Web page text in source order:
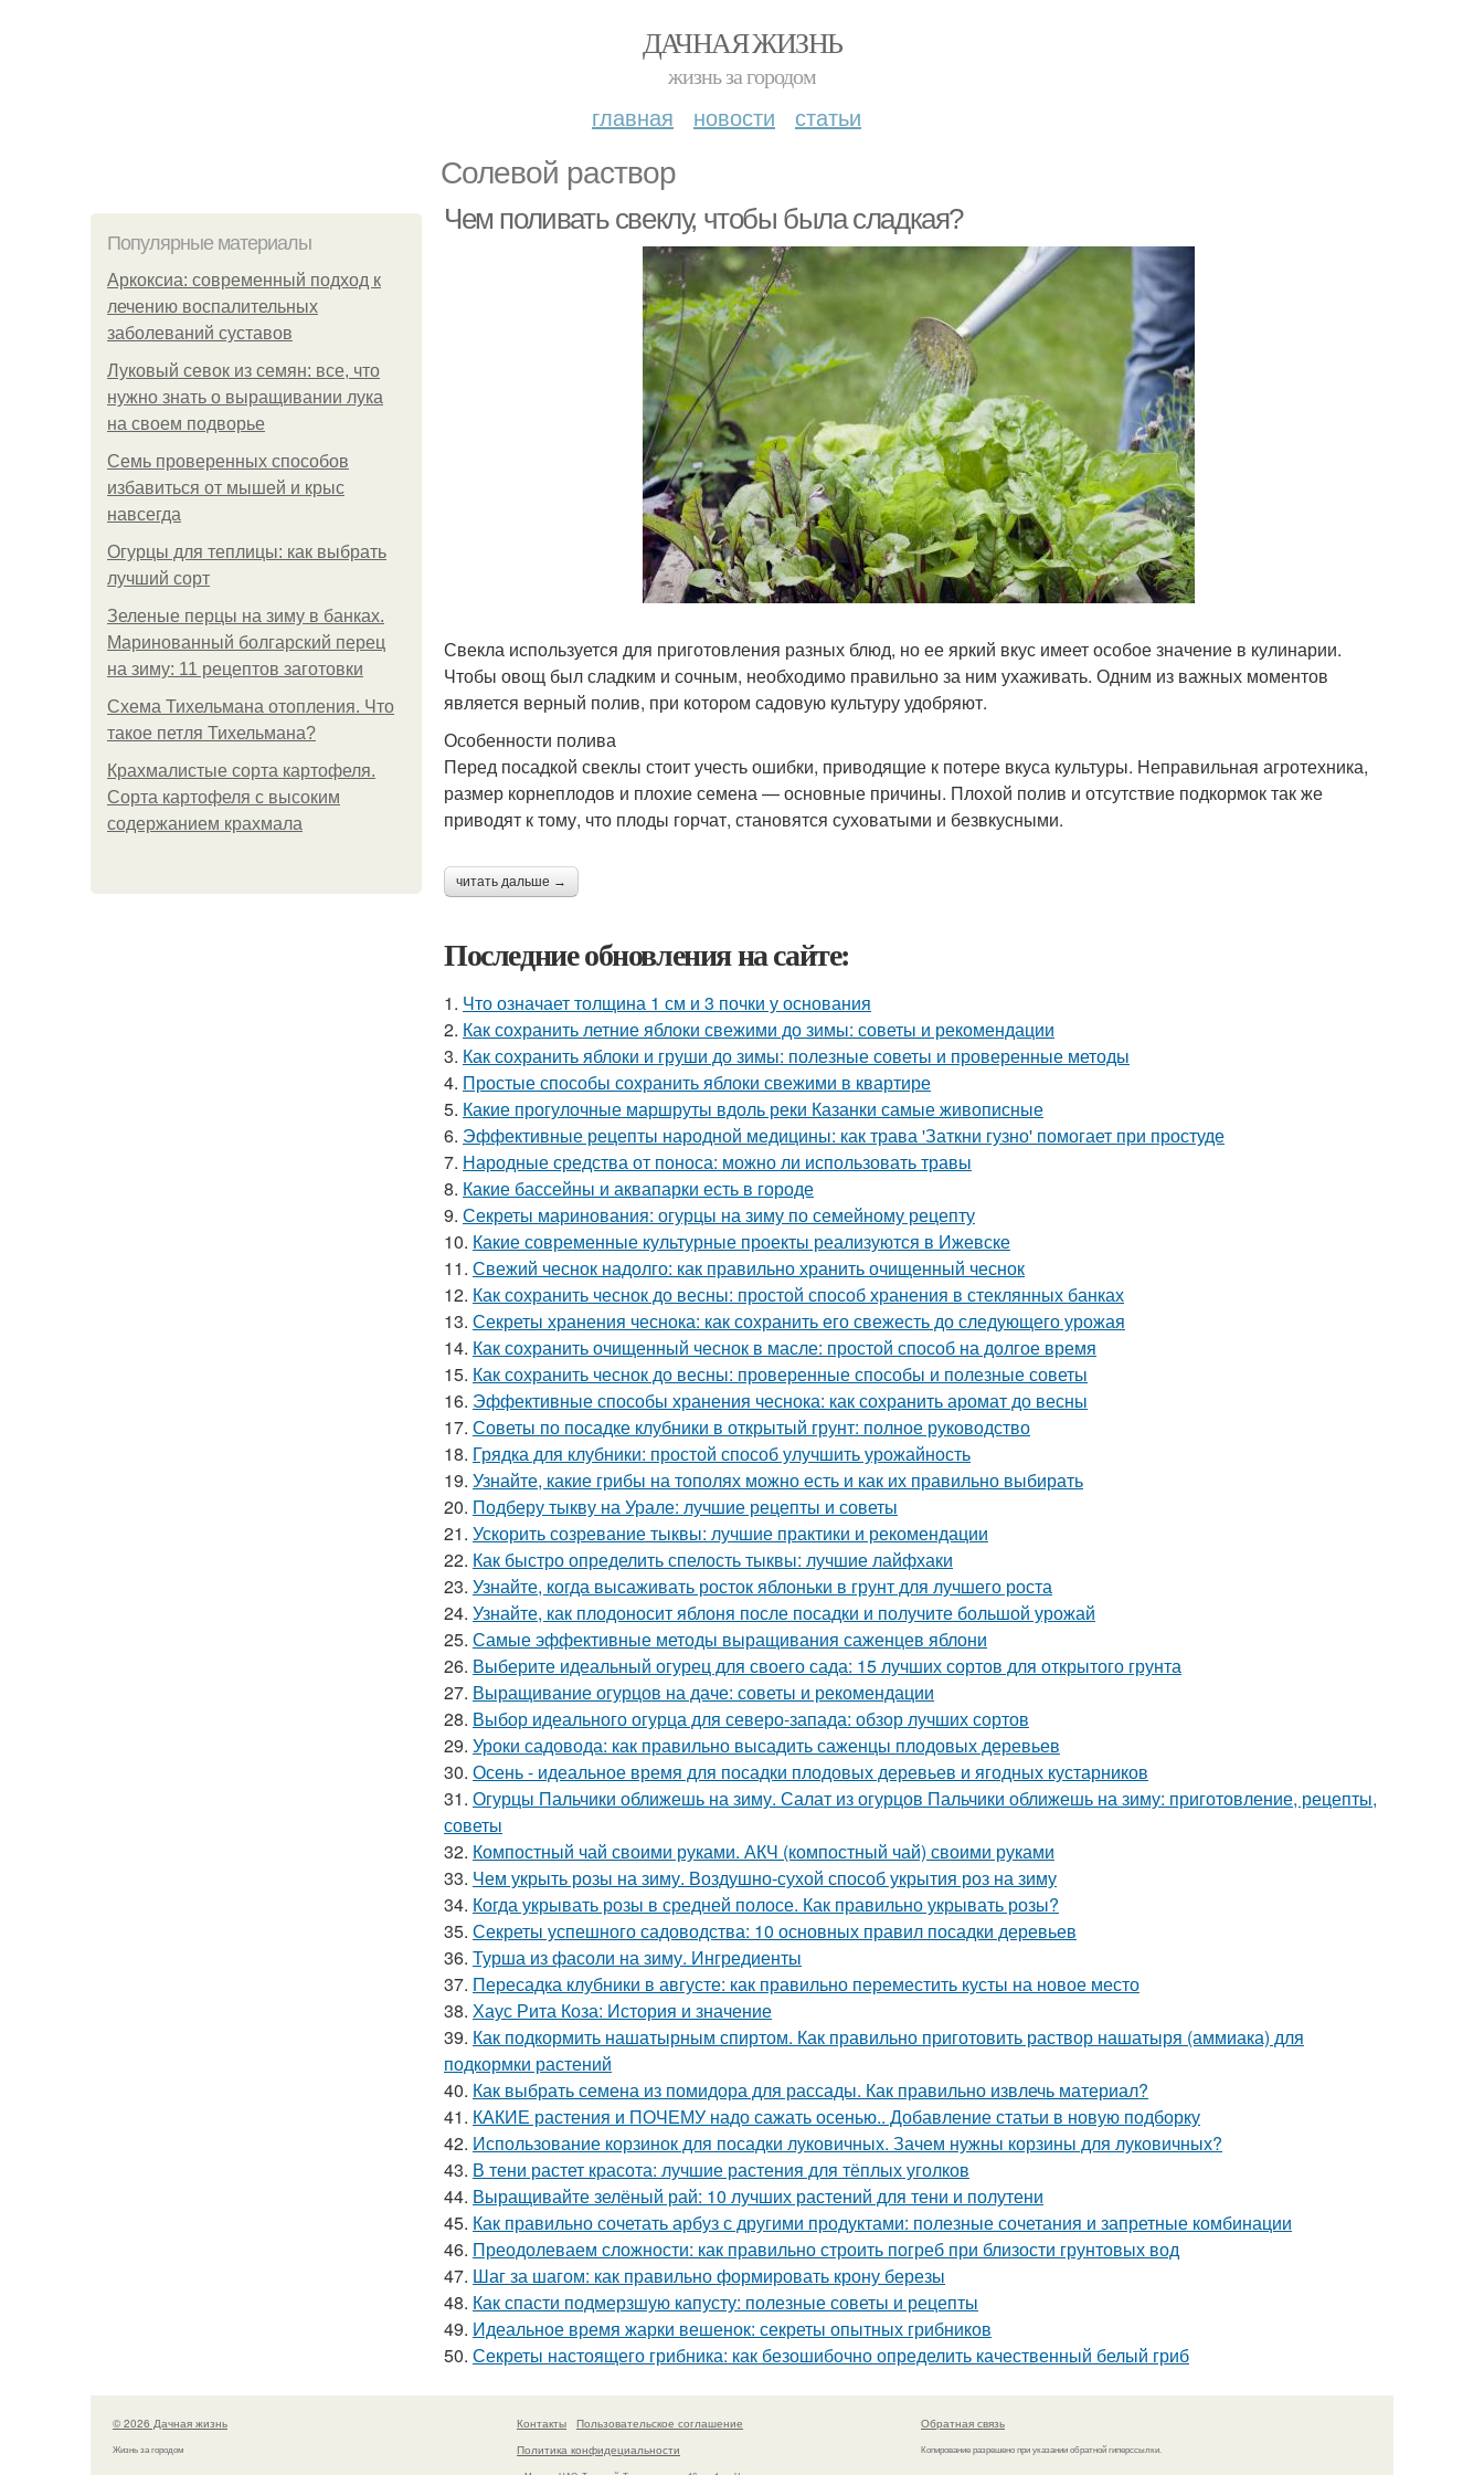
ДАЧНАЯ ЖИЗНЬ
жизнь за городом
главная новости статьи
Солевой раствор
Популярные материалы
Аркоксиа: современный подход к
лечению воспалительных
заболеваний суставов
Луковый севок из семян: все, что
нужно знать о выращивании лука
на своем подворье
Семь проверенных способов
избавиться от мышей и крыс
навсегда
Огурцы для теплицы: как выбрать
лучший сорт
Зеленые перцы на зиму в банках.
Маринованный болгарский перец
на зиму: 11 рецептов заготовки
Схема Тихельмана отопления. Что
такое петля Тихельмана?
Крахмалистые сорта картофеля.
Сорта картофеля с высоким
содержанием крахмала
Чем поливать свеклу, чтобы была сладкая?
Свекла используется для приготовления разных блюд, но ее яркий вкус имеет особое значение в кулинарии.
Чтобы овощ был сладким и сочным, необходимо правильно за ним ухаживать. Одним из важных моментов
является верный полив, при котором садовую культуру удобряют.
Особенности полива
Перед посадкой свеклы стоит учесть ошибки, приводящие к потере вкуса культуры. Неправильная агротехника,
размер корнеплодов и плохие семена — основные причины. Плохой полив и отсутствие подкормок так же
приводят к тому, что плоды горчат, становятся суховатыми и безвкусными.
читать дальше →
Последние обновления на сайте:
1. Что означает толщина 1 см и 3 почки у основания
2. Как сохранить летние яблоки свежими до зимы: советы и рекомендации
3. Как сохранить яблоки и груши до зимы: полезные советы и проверенные методы
4. Простые способы сохранить яблоки свежими в квартире
5. Какие прогулочные маршруты вдоль реки Казанки самые живописные
6. Эффективные рецепты народной медицины: как трава 'Заткни гузно' помогает при простуде
7. Народные средства от поноса: можно ли использовать травы
8. Какие бассейны и аквапарки есть в городе
9. Секреты маринования: огурцы на зиму по семейному рецепту
10. Какие современные культурные проекты реализуются в Ижевске
11. Свежий чеснок надолго: как правильно хранить очищенный чеснок
12. Как сохранить чеснок до весны: простой способ хранения в стеклянных банках
13. Секреты хранения чеснока: как сохранить его свежесть до следующего урожая
14. Как сохранить очищенный чеснок в масле: простой способ на долгое время
15. Как сохранить чеснок до весны: проверенные способы и полезные советы
16. Эффективные способы хранения чеснока: как сохранить аромат до весны
17. Советы по посадке клубники в открытый грунт: полное руководство
18. Грядка для клубники: простой способ улучшить урожайность
19. Узнайте, какие грибы на тополях можно есть и как их правильно выбирать
20. Подберу тыкву на Урале: лучшие рецепты и советы
21. Ускорить созревание тыквы: лучшие практики и рекомендации
22. Как быстро определить спелость тыквы: лучшие лайфхаки
23. Узнайте, когда высаживать росток яблоньки в грунт для лучшего роста
24. Узнайте, как плодоносит яблоня после посадки и получите большой урожай
25. Самые эффективные методы выращивания саженцев яблони
26. Выберите идеальный огурец для своего сада: 15 лучших сортов для открытого грунта
27. Выращивание огурцов на даче: советы и рекомендации
28. Выбор идеального огурца для северо-запада: обзор лучших сортов
29. Уроки садовода: как правильно высадить саженцы плодовых деревьев
30. Осень - идеальное время для посадки плодовых деревьев и ягодных кустарников
31. Огурцы Пальчики оближешь на зиму. Салат из огурцов Пальчики оближешь на зиму: приготовление, рецепты,
советы
32. Компостный чай своими руками. АКЧ (компостный чай) своими руками
33. Чем укрыть розы на зиму. Воздушно-сухой способ укрытия роз на зиму
34. Когда укрывать розы в средней полосе. Как правильно укрывать розы?
35. Секреты успешного садоводства: 10 основных правил посадки деревьев
36. Турша из фасоли на зиму. Ингредиенты
37. Пересадка клубники в августе: как правильно переместить кусты на новое место
38. Хаус Рита Коза: История и значение
39. Как подкормить нашатырным спиртом. Как правильно приготовить раствор нашатыря (аммиака) для
подкормки растений
40. Как выбрать семена из помидора для рассады. Как правильно извлечь материал?
41. КАКИЕ растения и ПОЧЕМУ надо сажать осенью.. Добавление статьи в новую подборку
42. Использование корзинок для посадки луковичных. Зачем нужны корзины для луковичных?
43. В тени растет красота: лучшие растения для тёплых уголков
44. Выращивайте зелёный рай: 10 лучших растений для тени и полутени
45. Как правильно сочетать арбуз с другими продуктами: полезные сочетания и запретные комбинации
46. Преодолеваем сложности: как правильно строить погреб при близости грунтовых вод
47. Шаг за шагом: как правильно формировать крону березы
48. Как спасти подмерзшую капусту: полезные советы и рецепты
49. Идеальное время жарки вешенок: секреты опытных грибников
50. Секреты настоящего грибника: как безошибочно определить качественный белый гриб
© 2026 Дачная жизнь
Жизнь за городом
Контакты
Пользовательское соглашение
Политика конфидециальности
Обратная связь
Копирование разрешено при указании обратной гиперссылки.